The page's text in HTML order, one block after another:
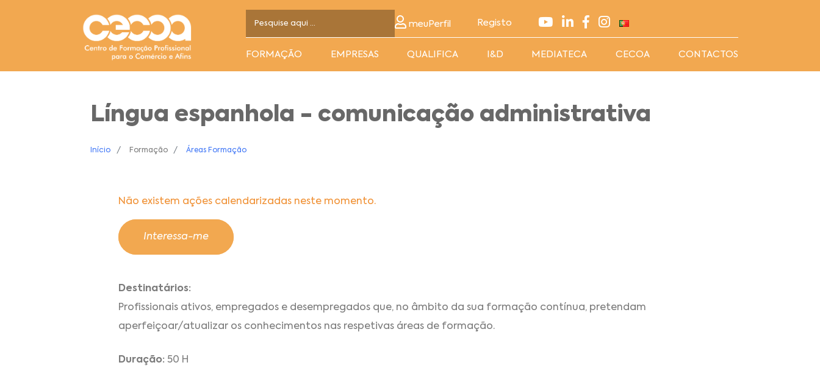
meuPerfil Registo
FORMAÇÃO EMPRESAS QUALIFICA I&D MEDIATECA CECOA CONTACTOS
Língua espanhola - comunicação administrativa
Início Formação Áreas Formação
Não existem ações calendarizadas neste momento.
Interessa-me
Destinatários:
Profissionais ativos, empregados e desempregados que, no âmbito da sua formação contínua, pretendam
aperfeiçoar/atualizar os conhecimentos nas respetivas áreas de formação.
Duração: 50 H